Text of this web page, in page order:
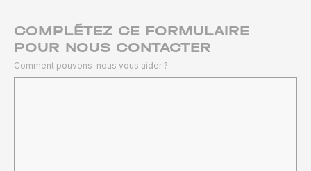
COMPLÉTEZ CE FORMULAIRE
POUR NOUS CONTACTER
Comment pouvons-nous vous aider ?